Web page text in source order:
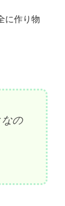
に作り物
の